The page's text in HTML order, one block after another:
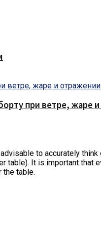
при ветре,
to accurately
table). It is important that
the table.